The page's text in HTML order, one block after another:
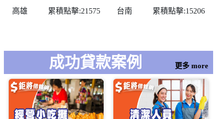
借款、屏東借款都適
高雄借款 ✔ 屏東借款
高雄 累積點擊:21575
台南
累積點擊:15206
成功貸款案例 更多 more